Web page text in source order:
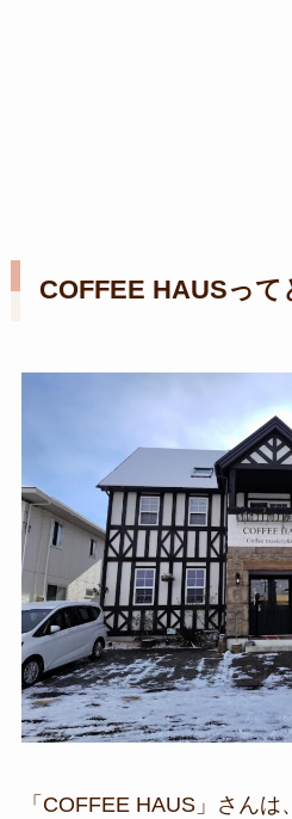
COFFEE HAUSって
「COFFEE HAUS」さんは、